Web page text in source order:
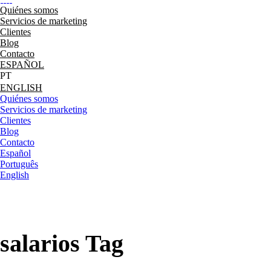
Quiénes somos
Servicios de marketing
Clientes
Blog
Contacto
ESPAÑOL
ENGLISH
Quiénes somos
Servicios de marketing
Clientes
Blog
Contacto
Español
Português
English
salarios Tag